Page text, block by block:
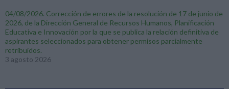
04/08/2026. Corrección de errores de la resolución de 17 de junio de
2026, de la Dirección General de Recursos Humanos, Planificación
Educativa e Innovación por la que se publica la relación definitiva de
aspirantes seleccionados para obtener permisos parcialmente
retribuidos.
3 agosto 2026